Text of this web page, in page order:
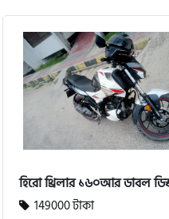
হিরো থ্রিলার ১৬০আর ডাবল
149000 টাকা